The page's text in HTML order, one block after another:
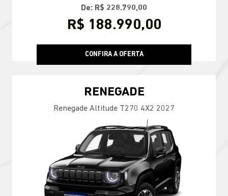
De: R$ 228.790,00
R$ 188.990,00
CONFIRA A OFERTA
RENEGADE
Renegade Altitude T270 4X2 2027